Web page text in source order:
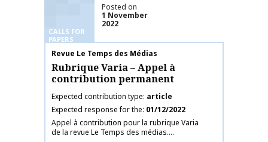
CALLS FOR
PAPERS
Posted on
1 November
2022
Publication name
Revue Le Temps des Médias
Rubrique Varia – Appel à
contribution permanent
Expected contribution type article
Expected response for the 01/12/2022
Appel à contribution pour la rubrique Varia
de la revue Le Temps des médias....